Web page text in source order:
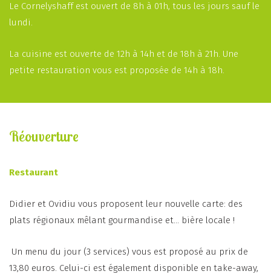
Le Cornelyshaff est ouvert de 8h à 01h, tous les jours sauf le
lundi.
La cuisine est ouverte de 12h à 14h et de 18h à 21h. Une
petite restauration vous est proposée de 14h à 18h.
Réouverture
Restaurant
Didier et Ovidiu vous proposent leur nouvelle carte: des
plats régionaux mêlant gourmandise et... bière locale !
Un menu du jour (3 services) vous est proposé au prix de
13,80 euros. Celui-ci est également disponible en take-away,